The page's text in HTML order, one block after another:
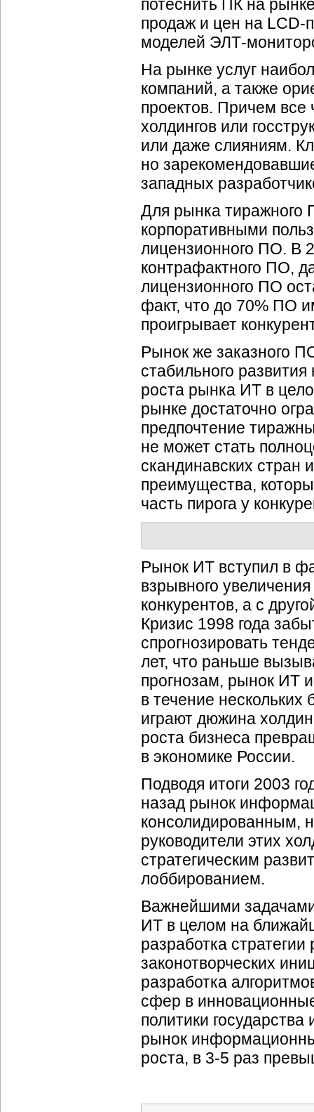
потеснить ПК на
продаж и цен на LCD-
моделей ЭЛТ-
На рынке услуг
компаний, а также
проектов. Причем все
холдингов или
или даже слияниям.
но
западных
Для рынка тиражного
корпоративными
лицензионного ПО. В
контрафактного ПО,
лицензионного ПО
факт, что до 70% ПО
проигрывает
Рынок же заказного
стабильного
роста рынка ИТ в
рынке достаточно
предпочтение
не может стать
скандинавских стран
преимущества,
часть пирога у
Рынок ИТ вступил в
взрывного
конкурентов, а с
Кризис 1998 года
спрогнозировать
лет, что раньше
прогнозам, рынок ИТ
в течение
играют дюжина
роста бизнеса
в экономике России.
Подводя итоги 2003
назад рынок
консолидированным,
руководители этих
стратегическим
лоббированием.
Важнейшими задачами
ИТ в целом на
разработка
законотворческих
разработка
сфер в
политики
рынок
роста, в 3-5 раз